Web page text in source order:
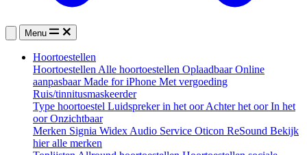
Menu
Hoortoestellen
Hoortoestellen Alle hoortoestellen OplaadbaarOnline
aanpasbaarMade for iPhone Met vergoeding
Ruis/tinnitusmaskeerder
Type hoortoestel Luidspreker in het oorAchter het oorIn het
oorOnzichtbaar
Merken Signia Widex Audio Service Oticon ReSound Bekijk
hier alle merken